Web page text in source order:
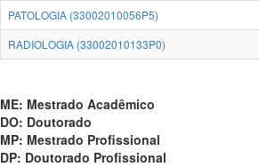
PATOLOGIA (33002010056P5)
RADIOLOGIA (33002010133P0)
ME: Mestrado Acadêmico
DO: Doutorado
MP: Mestrado Profissional
DP: Doutorado Profissional